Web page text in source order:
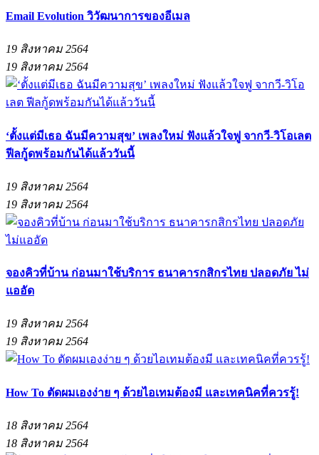
Email Evolution วิวัฒนาการของอีเมล
19 สิงหาคม 2564
19 สิงหาคม 2564
‘ตั้งแต่มีเธอ ฉันมีความสุข’ เพลงใหม่ ฟังแล้วใจฟู จากวี-วิโอเลต
ฟีลกู้ดพร้อมกันได้แล้ววันนี้
19 สิงหาคม 2564
19 สิงหาคม 2564
จองคิวที่บ้าน ก่อนมาใช้บริการ ธนาคารกสิกรไทย ปลอดภัย ไม่
แออัด
19 สิงหาคม 2564
19 สิงหาคม 2564
How To ตัดผมเองง่าย ๆ ด้วยไอเทมต้องมี และเทคนิคที่ควรรู้!
18 สิงหาคม 2564
18 สิงหาคม 2564